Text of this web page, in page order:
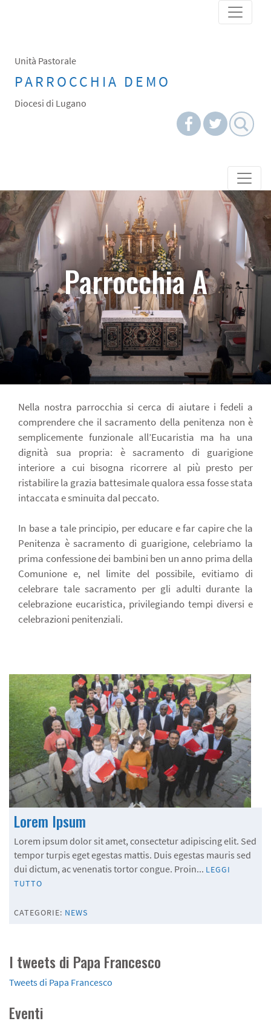
Unità Pastorale
PARROCCHIA DEMO
Diocesi di Lugano
Parrocchia A
Nella nostra parrocchia si cerca di aiutare i fedeli a
comprendere che il sacramento della penitenza non è
semplicemente funzionale all’Eucaristia ma ha una
dignità sua propria: è sacramento di guarigione
interiore a cui bisogna ricorrere al più presto per
ristabilire la grazia battesimale qualora essa fosse stata
intaccata e sminuita dal peccato.
In base a tale principio, per educare e far capire che la
Penitenza è sacramento di guarigione, celebriamo la
prima confessione dei bambini ben un anno prima della
Comunione e, nel limite del possibile, evitiamo di
celebrare tale sacramento per gli adulti durante la
celebrazione eucaristica, privilegiando tempi diversi e
celebrazioni penitenziali.
Lorem Ipsum
Lorem ipsum dolor sit amet, consectetur adipiscing elit. Sed
tempor turpis eget egestas mattis. Duis egestas mauris sed
dui dictum, ac venenatis tortor congue. Proin... LEGGI
TUTTO
CATEGORIE: NEWS
I tweets di Papa Francesco
Tweets di Papa Francesco
Eventi